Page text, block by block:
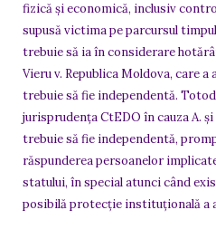
fizică și economică, inclusiv
supusă victima pe parcursul
trebuie să ia în considerare
Vieru v. Republica Moldova, care
trebuie să fie independentă.
jurisprudența CtEDO în cauza A. și
trebuie să fie independentă,
răspunderea persoanelor
statului, în special atunci când
posibilă protecție instituțională a